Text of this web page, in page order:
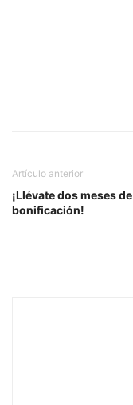
Artículo anterior
¡Llévate dos meses de
bonificación!